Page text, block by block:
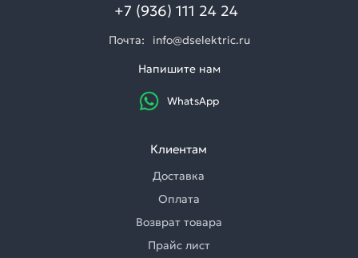
+7 (936) 111 24 24
Почта:
info@dselektric.ru
Напишите нам
WhatsApp
Клиентам
Доставка
Оплата
Возврат товара
Прайс лист